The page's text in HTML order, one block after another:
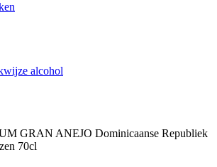
alcohol
GRAN ANEJO Dominicaanse Republiek
70cl